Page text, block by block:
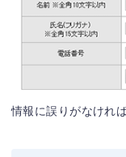
情報に誤りがなけれ